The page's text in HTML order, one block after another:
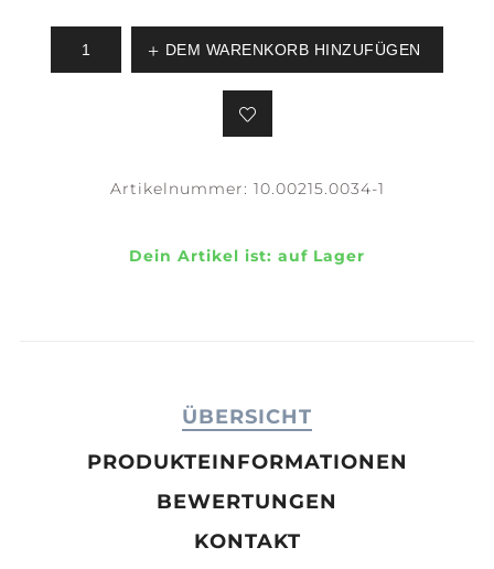
DEM WARENKORB HINZUFÜGEN
Artikelnummer: 10.00215.0034-1
Dein Artikel ist: auf Lager
ÜBERSICHT
PRODUKTEINFORMATIONEN
BEWERTUNGEN
KONTAKT